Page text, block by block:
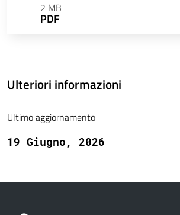
2 MB
PDF
Ulteriori informazioni
Ultimo aggiornamento
19 Giugno, 2026